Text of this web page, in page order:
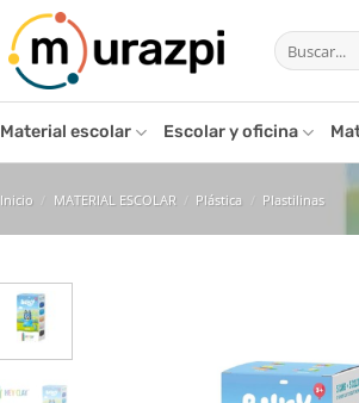
Buscar
por:
Material escolar Escolar y oficina
Inicio / MATERIAL ESCOLAR / Plástica / Plastilinas